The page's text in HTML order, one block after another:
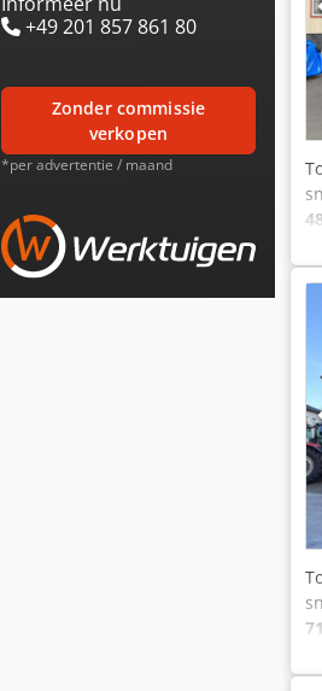
+49 201 857 861 80
zonder commissie
verkopen
*per advertentie / maand